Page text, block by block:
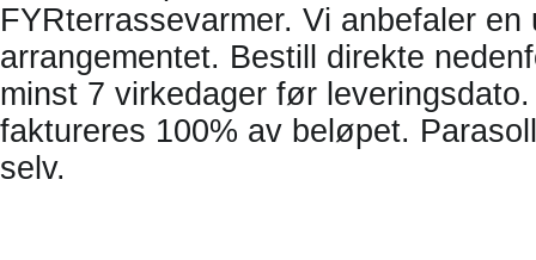
FYRterrassevarmer. Vi anbefaler
arrangementet. Bestill direkte
minst 7 virkedager før
faktureres 100% av beløpet.
selv.